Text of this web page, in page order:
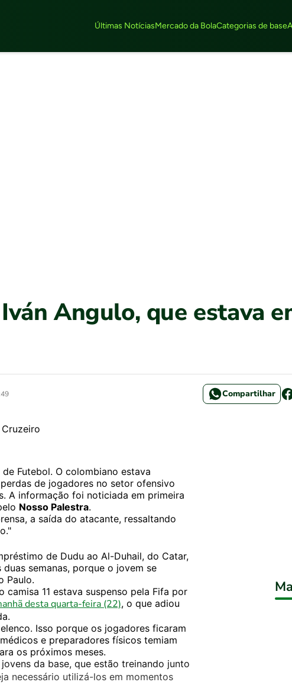
Últimas NotíciasMercado da BolaCategorias de base
Angulo, que estava
Compartilhar
Futebol. O colombiano estava
de jogadores no setor ofensivo
A informação foi noticiada em primeira
Nosso Palestra.
a saída do atacante, ressaltando
de Dudu ao Al-Duhail, do Catar,
semanas, porque o jovem se
Paulo.
11 estava suspenso pela Fifa por
desta quarta-feira (22), o que adiou
Isso porque os jogadores ficaram
e preparadores físicos temiam
os próximos meses.
da base, que estão treinando junto
necessário utilizá-los em momentos